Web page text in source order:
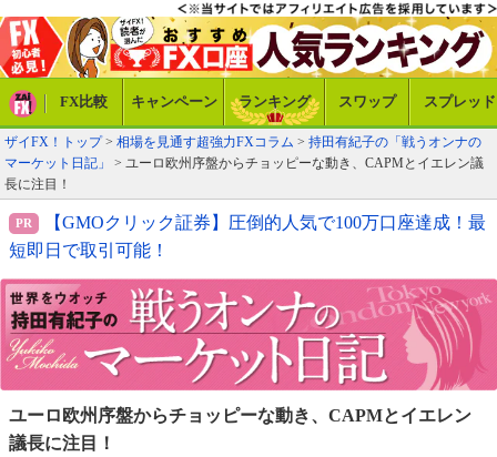
FX比較 キャンペーン ランキング スワップ スプレッド
ザイFX！トップ> 相場を見通す超強力FXコラム > 持田有紀子の「戦うオンナの
マーケット日記」
> ユーロ欧州序盤からチョッピーな動き、CAPMとイエレン議
長に注目！
【GMOクリック証券】圧倒的人気で100万口座達成！最
短即日で取引可能！
ユーロ欧州序盤からチョッピーな動き、 CAPMとイエレン
議長に注目！